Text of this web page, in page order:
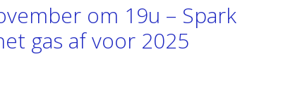
om 19u – Spark
gas af voor 2025